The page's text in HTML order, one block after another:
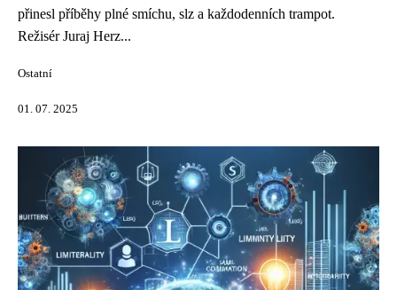
přinesl příběhy plné smíchu, slz a každodenních trampot.
Režisér Juraj Herz...
Ostatní
01. 07. 2025